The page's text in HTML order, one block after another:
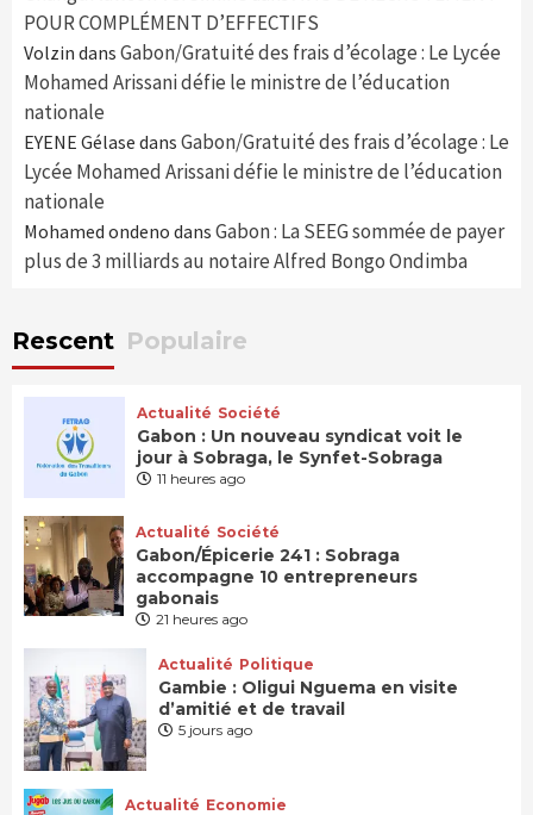
POUR COMPLÉMENT D’EFFECTIFS
Volzin dans Gabon/Gratuité des frais d’écolage : Le Lycée
Mohamed Arissani défie le ministre de l’éducation
nationale
EYENE Gélase dans Gabon/Gratuité des frais d’écolage : Le
Lycée Mohamed Arissani défie le ministre de l’éducation
nationale
Mohamed ondeno dans Gabon : La SEEG sommée de payer
plus de 3 milliards au notaire Alfred Bongo Ondimba
Rescent Populaire
Actualité Société
Gabon : Un nouveau syndicat voit le
jour à Sobraga, le Synfet-Sobraga
11 heures ago
Actualité Société
Gabon/Épicerie 241 : Sobraga
accompagne 10 entrepreneurs
gabonais
21 heures ago
Actualité Politique
Gambie : Oligui Nguema en visite
d’amitié et de travail
5 jours ago
Actualité Economie